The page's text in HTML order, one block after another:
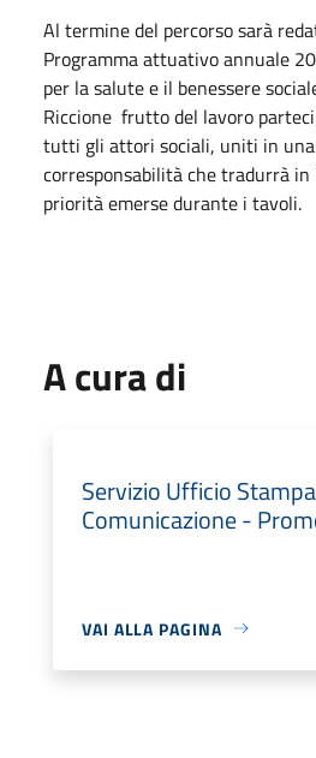
Al termine del percorso sarà
Programma attuativo annuale
per la salute e il benessere
Riccione frutto del lavoro
tutti gli attori sociali, uniti in una
corresponsabilità che tradurrà
priorità emerse durante i tavoli.
A cura di
Servizio Ufficio
Comunicazione -
VAI ALLA PAGINA